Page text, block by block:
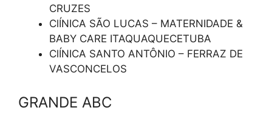
CRUZES
ClÍNICA SÃO LUCAS – MATERNIDADE &
BABY CARE ITAQUAQUECETUBA
ClÍNICA SANTO ANTÔNIO – FERRAZ DE
VASCONCELOS
GRANDE ABC